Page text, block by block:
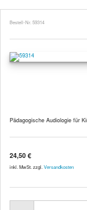
Bestell-Nr. 59314
Pädagogische Audiologie für
24,50 €
inkl. MwSt. zzgl. Versandkosten